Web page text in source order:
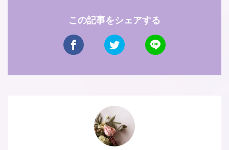
この記事をシェアする